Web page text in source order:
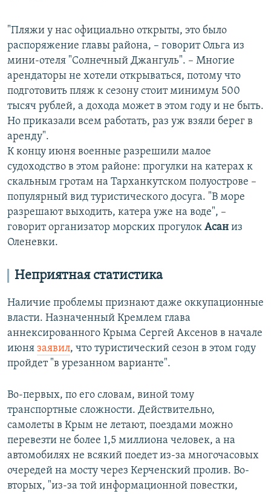
"Пляжи у нас официально открыты, это было
распоряжение главы района, – говорит Ольга из
мини-отеля "Солнечный Джангуль". – Многие
арендаторы не хотели открываться, потому что
подготовить пляж к сезону стоит минимум 500
тысяч рублей, а дохода может в этом году и не быть.
Но приказали всем работать, раз уж взяли берег в
аренду".
К концу июня военные разрешили малое
судоходство в этом районе: прогулки на катерах к
скальным гротам на Тарханкутском полуострове –
популярный вид туристического досуга. "В море
разрешают выходить, катера уже на воде", –
говорит организатор морских прогулок Асан из
Оленевки.
Неприятная статистика
Наличие проблемы признают даже оккупационные
власти. Назначенный Кремлем глава
аннексированного Крыма Сергей Аксенов в начале
июня заявил, что туристический сезон в этом году
пройдет "в урезанном варианте".
Во-первых, по его словам, виной тому
транспортные сложности. Действительно,
самолеты в Крым не летают, поездами можно
перевезти не более 1,5 миллиона человек, а на
автомобилях не всякий поедет из-за многочасовых
очередей на мосту через Керченский пролив. Во-
вторых, "из-за той информационной повестки,